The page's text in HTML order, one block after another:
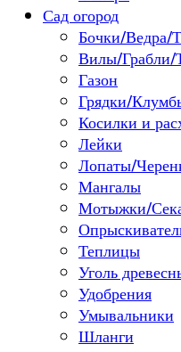
Сад огород
Бочки/Ведра/
Вилы/Грабли/
Газон
Грядки/
Косилки и
Лейки
Лопаты/
Мангалы
Мотыжки/
Теплицы
Уголь
Удобрения
Умывальники
Шланги